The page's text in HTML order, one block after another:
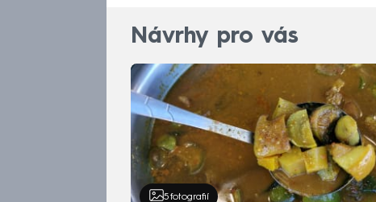
Návrhy pro vás
5 fotografií